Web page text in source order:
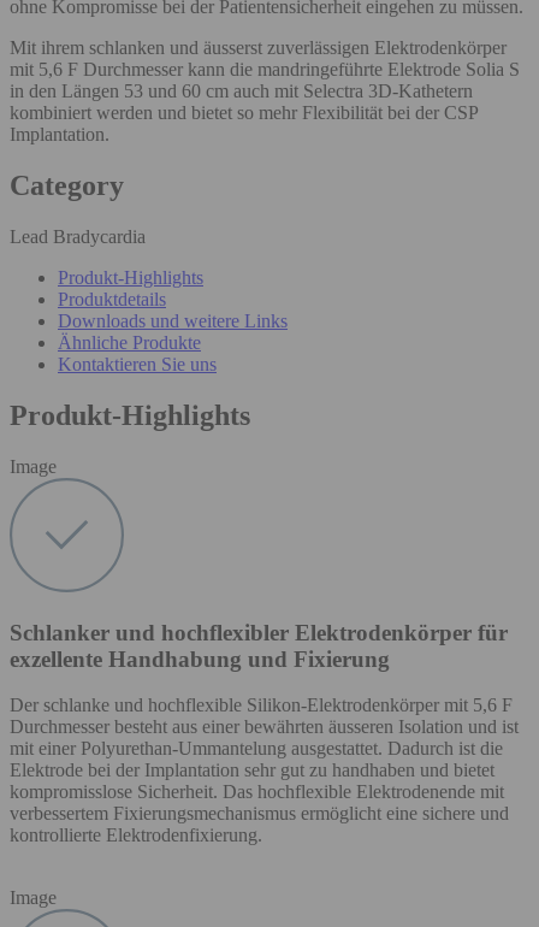
ohne Kompromisse bei der Patientensicherheit eingehen zu müssen.
Mit ihrem schlanken und äusserst zuverlässigen Elektrodenkörper
mit 5,6 F Durchmesser kann die mandringeführte Elektrode Solia S
in den Längen 53 und 60 cm auch mit Selectra 3D-Kathetern
kombiniert werden und bietet so mehr Flexibilität bei der CSP
Implantation.
Category
Lead Bradycardia
Produkt-Highlights
Produktdetails
Downloads und weitere Links
Ähnliche Produkte
Kontaktieren Sie uns
Produkt-Highlights
Image
Schlanker und hochflexibler Elektrodenkörper für
exzellente Handhabung und Fixierung
Der schlanke und hochflexible Silikon-Elektrodenkörper mit 5,6 F
Durchmesser besteht aus einer bewährten äusseren Isolation und ist
mit einer Polyurethan-Ummantelung ausgestattet. Dadurch ist die
Elektrode bei der Implantation sehr gut zu handhaben und bietet
kompromisslose Sicherheit. Das hochflexible Elektrodenende mit
verbessertem Fixierungsmechanismus ermöglicht eine sichere und
kontrollierte Elektrodenfixierung.
Image